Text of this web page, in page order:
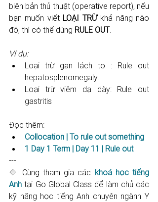
biên bản thủ thuật (operative report), nếu
bạn muốn viết LOẠI TRỪ khả năng nào
đó, thì có thể dùng RULE OUT.
Ví dụ:
Loại trừ gan lách to : Rule out
hepatosplenomegaly.
Loại trừ viêm dạ dày: Rule out
gastritis
Đọc thêm:
Collocation | To rule out something
1 Day 1 Term | Day 11 | Rule out
---
🔷 Cùng tham gia các khoá học tiếng
Anh tại Go Global Class để làm chủ các
kỹ năng học tiếng Anh chuyên ngành Y